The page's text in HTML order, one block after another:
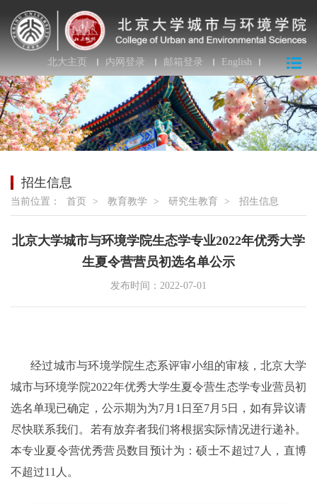
北大主页 内网登录 邮箱登录 English
招生信息
当前位置： 首页 > 教育教学 > 研究生教育 > 招生信息
北京大学城市与环境学院生态学专业2022年优秀大学
生夏令营营员初选名单公示
发布时间：2022-07-01
经过城市与环境学院生态系评审小组的审核，北京大学
城市与环境学院2022年优秀大学生夏令营生态学专业营员初
选名单现已确定，公示期为为7月 1 日至7月 5日
，如有异议请
尽快联系我们。若有放弃者我们将根据实际情况进行递补。
本专业夏令营优秀营员数目预计为：硕士不超过7人，直博
不超过11人。